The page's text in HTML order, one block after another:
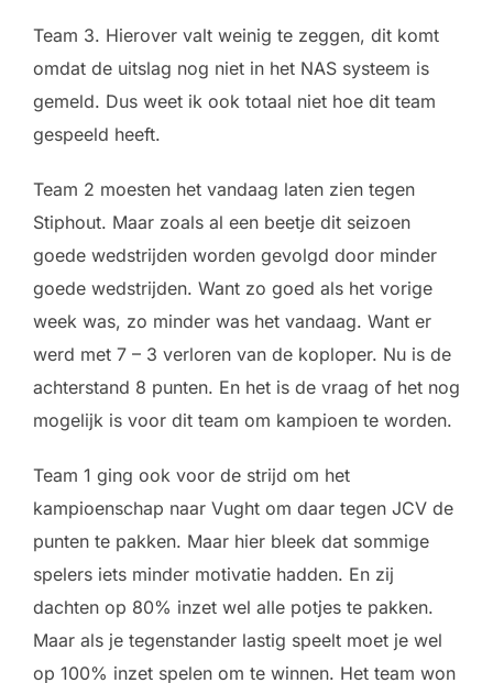
Team 3. Hierover valt weinig te zeggen, dit komt
omdat de uitslag nog niet in het NAS systeem is
gemeld. Dus weet ik ook totaal niet hoe dit team
gespeeld heeft.
Team 2 moesten het vandaag laten zien tegen
Stiphout. Maar zoals al een beetje dit seizoen
goede wedstrijden worden gevolgd door minder
goede wedstrijden. Want zo goed als het vorige
week was, zo minder was het vandaag. Want er
werd met 7 – 3 verloren van de koploper. Nu is de
achterstand 8 punten. En het is de vraag of het nog
mogelijk is voor dit team om kampioen te worden.
Team 1 ging ook voor de strijd om het
kampioenschap naar Vught om daar tegen JCV de
punten te pakken. Maar hier bleek dat sommige
spelers iets minder motivatie hadden. En zij
dachten op 80% inzet wel alle potjes te pakken.
Maar als je tegenstander lastig speelt moet je wel
op 100% inzet spelen om te winnen. Het team won